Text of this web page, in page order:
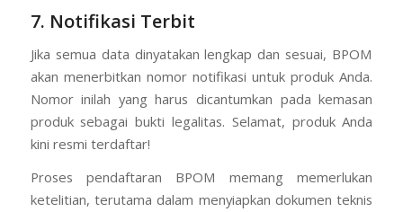
7. Notifikasi Terbit
Jika semua data dinyatakan lengkap dan sesuai, BPOM
akan menerbitkan nomor notifikasi untuk produk Anda.
Nomor inilah yang harus dicantumkan pada kemasan
produk sebagai bukti legalitas. Selamat, produk Anda
kini resmi terdaftar!
Proses pendaftaran BPOM memang memerlukan
ketelitian, terutama dalam menyiapkan dokumen teknis